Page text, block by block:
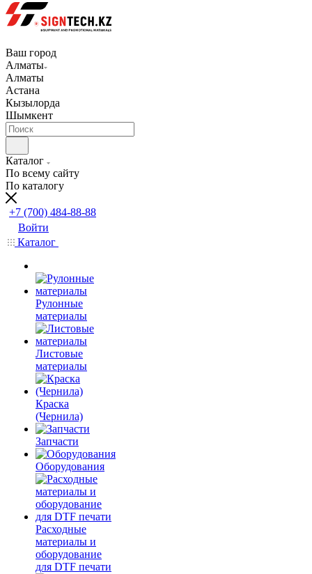
Ваш город
Алматы
Алматы
Астана
Кызылорда
Шымкент
Каталог
По всему сайту
По каталогу
+7 (700) 484-88-88
Войти
Каталог
Рулонные
материалы
Листовые
материалы
Краска
(Чернила)
Запчасти
Оборудования
Расходные
материалы и
оборудование
для DTF печати